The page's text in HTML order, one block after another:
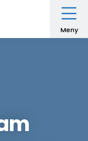
Meny